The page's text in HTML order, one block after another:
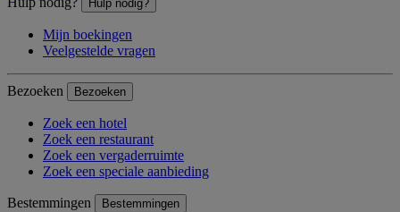
Hulp nodig?
Mijn boekingen
Veelgestelde vragen
Bezoeken Bezoeken
Zoek een hotel
Zoek een restaurant
Zoek een vergaderruimte
Zoek een speciale aanbieding
Bestemmingen Bestemmingen